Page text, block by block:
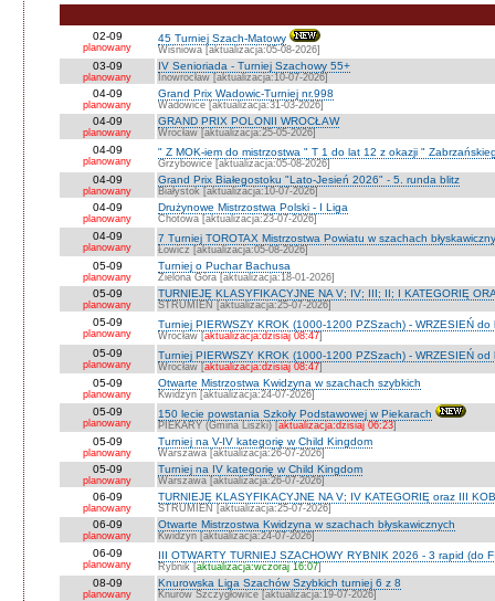
02-09
planowany
45 Turniej Szach-Matowy
Wiśniowa [aktualizacja:05-08-2026]
03-09
planowany
IV Senioriada - Turniej Szachowy 55+
Inowrocław [aktualizacja:10-07-2026]
04-09
planowany
Grand Prix Wadowic-Turniej nr.998
Wadowice [aktualizacja:31-03-2026]
04-09
planowany
GRAND PRIX POLONII WROCŁAW
Wrocław [aktualizacja:25-05-2026]
04-09
planowany
" Z MOK-iem do mistrzostwa " T 1 do lat 12 z okazji "
Grzybowice [aktualizacja:05-08-2026]
04-09
planowany
Grand Prix Białegostoku "Lato-Jesień 2026" - 5. runda blitz
Białystok [aktualizacja:10-07-2026]
04-09
planowany
Drużynowe Mistrzostwa Polski - I Liga
Chotowa [aktualizacja:23-07-2026]
04-09
planowany
7 Turniej TOROTAX Mistrzostwa Powiatu w szachach
Łowicz [aktualizacja:05-08-2026]
05-09
planowany
Turniej o Puchar Bachusa
Zielona Góra [aktualizacja:18-01-2026]
05-09
planowany
TURNIEJE KLASYFIKACYJNE NA V; IV; III; II; I KATEGORIĘ
STRUMIEŃ [aktualizacja:25-07-2026]
05-09
planowany
Turniej PIERWSZY KROK (1000-1200 PZSzach) - WRZESIEŃ do
Wrocław [aktualizacja:dzisiaj 08:47]
05-09
planowany
Turniej PIERWSZY KROK (1000-1200 PZSzach) - WRZESIEŃ od
Wrocław [aktualizacja:dzisiaj 08:47]
05-09
planowany
Otwarte Mistrzostwa Kwidzyna w szachach szybkich
Kwidzyn [aktualizacja:24-07-2026]
05-09
planowany
150 lecie powstania Szkoły Podstawowej w Piekarach
PIEKARY (Gmina Liszki) [aktualizacja:dzisiaj 06:23]
05-09
planowany
Turniej na V-IV kategorię w Child Kingdom
Warszawa [aktualizacja:26-07-2026]
05-09
planowany
Turniej na IV kategorię w Child Kingdom
Warszawa [aktualizacja:26-07-2026]
06-09
planowany
TURNIEJE KLASYFIKACYJNE NA V; IV KATEGORIĘ oraz III
STRUMIEŃ [aktualizacja:25-07-2026]
06-09
planowany
Otwarte Mistrzostwa Kwidzyna w szachach błyskawicznych
Kwidzyn [aktualizacja:24-07-2026]
06-09
planowany
III OTWARTY TURNIEJ SZACHOWY RYBNIK 2026 - 3 rapid (do
Rybnik [aktualizacja:wczoraj 16:07]
08-09
planowany
Knurowska Liga Szachów Szybkich turniej 6 z 8
Knurów Szczygłowice [aktualizacja:19-07-2026]